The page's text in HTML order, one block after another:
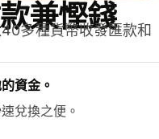
兼慳錢
多種貨幣收發匯款和
資金。
兌換之便。